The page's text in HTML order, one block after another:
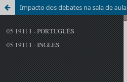
Impacto dos debates na sala de aula